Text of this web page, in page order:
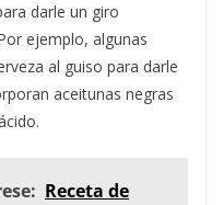
darle un giro
ejemplo, algunas
al guiso para darle
aceitunas negras
Receta de